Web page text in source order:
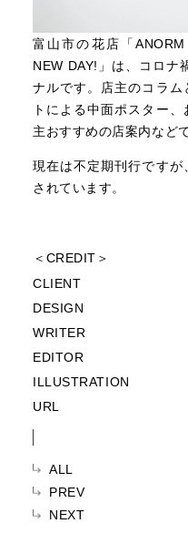
富山市の花店「
NEW DAY!」は、コロナ
ナルです。店主のコラム
トによる中面ポスター
主おすすめの店案内など
現在は不定期刊行です
されています。
＜CREDIT＞
CLIENT
DESIGN
WRITER
EDITOR
ILLUSTRATION
URL
ALL
PREV
NEXT